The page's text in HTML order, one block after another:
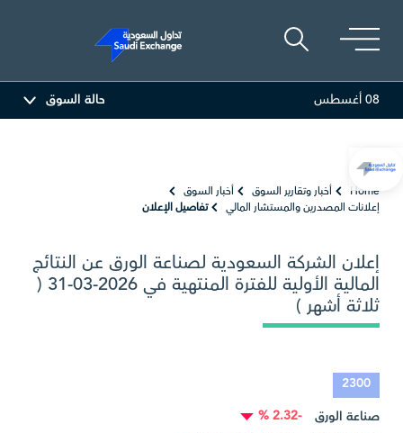
08 أغسطس حالة السوق
Home أخبار وتقارير السوق
أخبار السوق
إعلانات المصدرين والمستشار المالي
تفاصيل الإعلان
إعلان الشركة السعودية لصناعة الورق عن النتائج
المالية الأولية للفترة المنتهية في 2026-03-31 (
ثلاثة أشهر )
2300
صناعة الورق
-2.32 %